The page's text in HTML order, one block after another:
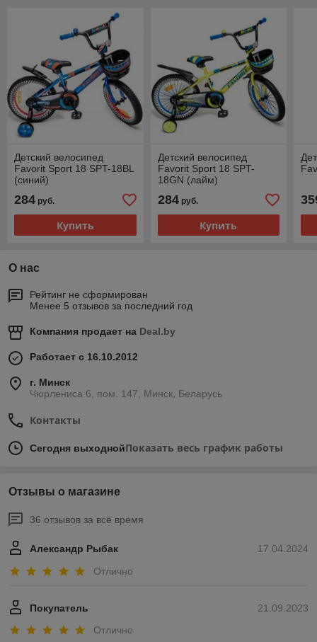
Детский велосипед
Favorit Sport 18 SPT-18BL
(синий)
284 руб.
Купить
Детский велосипед
Favorit Sport 18 SPT-
18GN (лайм)
284руб.
Купить
О нас
Рейтинг не сформирован
Менее 5 отзывов за последний год
Компания продает на Deal.by
Работает с 16.10.2012
г. Минск
Чюрлениса 6, пом. 147, Минск, Беларусь
Контакты
Сегодня выходнойПоказать весь график работы
Отзывы о магазине
36 отзывов за всё время
17.04.2024
Александр Рыбак
Отлично
21.09.2023
Покупатель
Отлично